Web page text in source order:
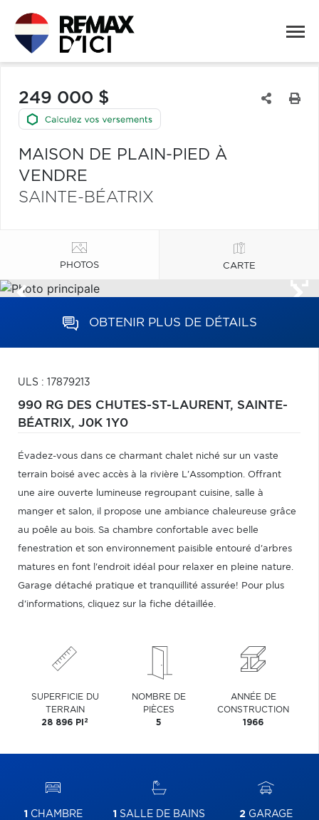
249 000 $
MAISON DE PLAIN-PIED À
VENDRE
SAINTE-BÉATRIX
PHOTOS CARTE
OBTENIR PLUS DE DÉTAILS
ULS : 17879213
990 RG DES CHUTES-ST-LAURENT, SAINTE-
BÉATRIX, J0K 1Y0
Évadez-vous dans ce charmant chalet niché sur un vaste
terrain boisé avec accès à la rivière L'Assomption. Offrant
une aire ouverte lumineuse regroupant cuisine, salle à
manger et salon, il propose une ambiance chaleureuse grâce
au poêle au bois. Sa chambre confortable avec belle
fenestration et son environnement paisible entouré d'arbres
matures en font l'endroit idéal pour relaxer en pleine nature.
Garage détaché pratique et tranquillité assurée! Pour plus
d'informations, cliquez sur la fiche détaillée.
SUPERFICIE DU
TERRAIN
28 896 PI 2
NOMBRE DE
PIÈCES
5
ANNÉE DE
CONSTRUCTION
1966
1 CHAMBRE 1 SALLE DE BAINS 2GARAGE